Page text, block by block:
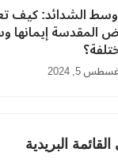
وسط الشدائد: كيف
المقدسة إيمانها
5, 2024
البريدية